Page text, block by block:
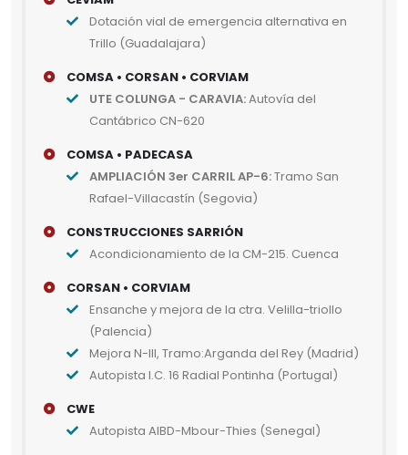
Dotación vial de emergencia alternativa en
Trillo (Guadalajara)
COMSA • CORSAN • CORVIAM
UTE COLUNGA - CARAVIA:Autovía del
Cantábrico CN-620
COMSA • PADECASA
AMPLIACIÓN 3er CARRIL AP-6:Tramo San
Rafael-Villacastín (Segovia)
CONSTRUCCIONES SARRIÓN
Acondicionamiento de la CM-215. Cuenca
CORSAN • CORVIAM
Ensanche y mejora de la ctra. Velilla-triollo
(Palencia)
Mejora N-III, Tramo:Arganda del Rey (Madrid)
Autopista I.C. 16 Radial Pontinha (Portugal)
CWE
Autopista AIBD-Mbour-Thies (Senegal)